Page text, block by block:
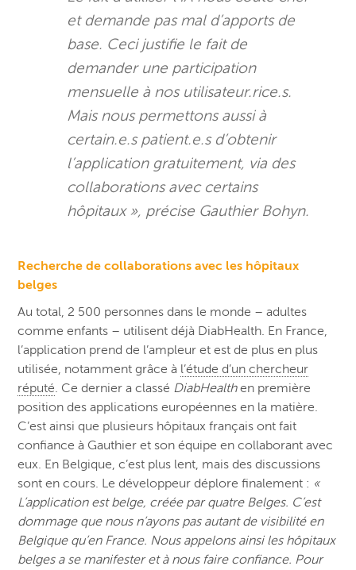
et demande pas mal d’apports de
base. Ceci justifie le fait de
demander une participation
mensuelle à nos utilisateur.rice.s.
Mais nous permettons aussi à
certain.e.s patient.e.s d’obtenir
l’application gratuitement, via des
collaborations avec certains
hôpitaux », précise Gauthier Bohyn.
Recherche de collaborations avec les hôpitaux
belges
Au total, 2 500 personnes dans le monde – adultes
comme enfants – utilisent déjà DiabHealth. En France,
l’application prend de l’ampleur et est de plus en plus
utilisée, notamment grâce à l’étude d’un chercheur
réputé. Ce dernier a classé DiabHealthen première
position des applications européennes en la matière.
C’est ainsi que plusieurs hôpitaux français ont fait
confiance à Gauthier et son équipe en collaborant avec
eux. En Belgique, c’est plus lent, mais des discussions
sont en cours. Le développeur déplore finalement : «
L’application est belge, créée par quatre Belges. C’est
dommage que nous n’ayons pas autant de visibilité en
Belgique qu’en France. Nous appelons ainsi les hôpitaux
belges a se manifester et à nous faire confiance. Pour